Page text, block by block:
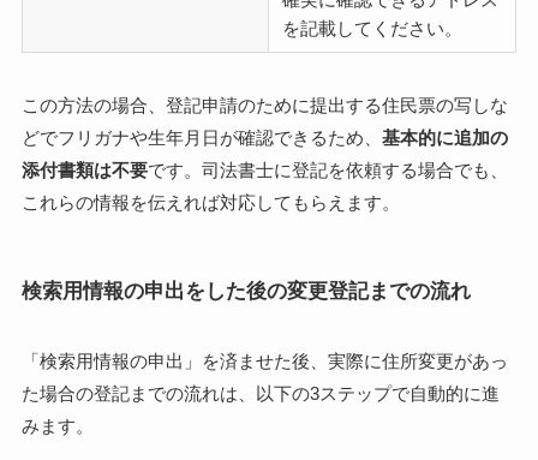
を記載してください。
この方法の場合、登記申請のために提出する住民票の写しな
どでフリガナや生年月日が確認できるため、 基本的に追加の
添付書類は不要です。司法書士に登記を依頼する場合でも、
これらの情報を伝えれば対応してもらえます。
検索用情報の申出をした後の変更登記までの流れ
「検索用情報の申出」を済ませた後、実際に住所変更があっ
た場合の登記までの流れは、以下の3ステップで自動的に進
みます。